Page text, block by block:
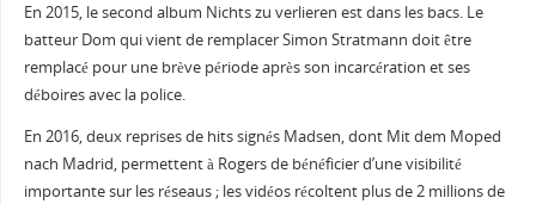
En 2015, le second album Nichts zu verlieren est dans les bacs. Le
batteur Dom qui vient de remplacer Simon Stratmann doit être
remplacé pour une brève période après son incarcération et ses
déboires avec la police.
En 2016, deux reprises de hits signés Madsen, dont Mit dem Moped
nach Madrid, permettent à Rogers de bénéficier d’une visibilité
importante sur les réseaus ; les vidéos récoltent plus de 2 millions de